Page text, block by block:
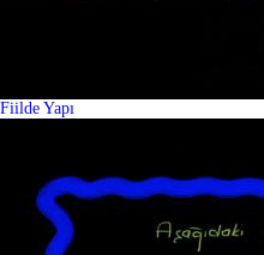
Fiilde Yapı